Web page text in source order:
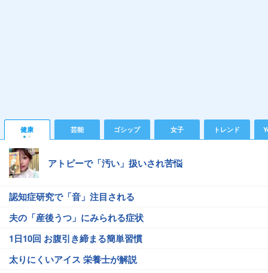
健康 芸能 ゴシップ 女子 トレンド
アトピーで「汚い」扱いされ苦悩
認知症研究で「音」注目される
夫の「産後うつ」にみられる症状
1日10回 お腹引き締まる簡単習慣
太りにくいアイス 栄養士が解説